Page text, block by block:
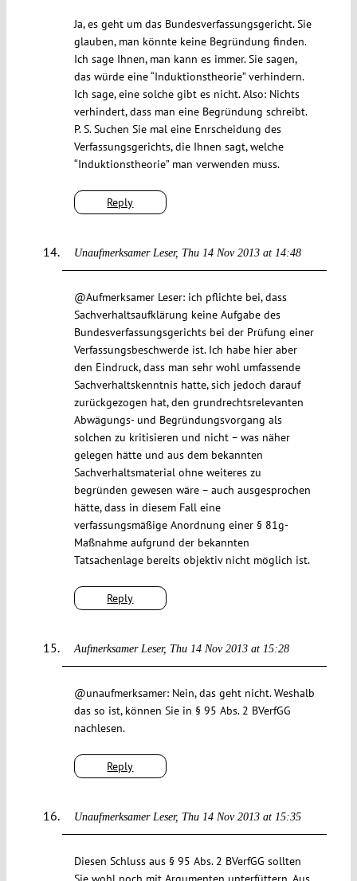
Reply
Ja, es geht um das Bundesverfassungsgericht. Sie
glauben, man könnte keine Begründung finden.
Ich sage Ihnen, man kann es immer. Sie sagen,
das würde eine “Induktionstheorie” verhindern.
Ich sage, eine solche gibt es nicht. Also: Nichts
verhindert, dass man eine Begründung schreibt.
P. S. Suchen Sie mal eine Enrscheidung des
Verfassungsgerichts, die Ihnen sagt, welche
“Induktionstheorie” man verwenden muss.
Unaufmerksamer Leser Thu 14 Nov 2013 at 14:48
Reply
@Aufmerksamer Leser: ich pflichte bei, dass
Sachverhaltsaufklärung keine Aufgabe des
Bundesverfassungsgerichts bei der Prüfung einer
Verfassungsbeschwerde ist. Ich habe hier aber
den Eindruck, dass man sehr wohl umfassende
Sachverhaltskenntnis hatte, sich jedoch darauf
zurückgezogen hat, den grundrechtsrelevanten
Abwägungs- und Begründungsvorgang als
solchen zu kritisieren und nicht – was näher
gelegen hätte und aus dem bekannten
Sachverhaltsmaterial ohne weiteres zu
begründen gewesen wäre – auch ausgesprochen
hätte, dass in diesem Fall eine
verfassungsmäßige Anordnung einer § 81g-
Maßnahme aufgrund der bekannten
Tatsachenlage bereits objektiv nicht möglich ist.
Aufmerksamer Leser Thu 14 Nov 2013 at 15:28
Reply
@unaufmerksamer: Nein, das geht nicht. Weshalb
das so ist, können Sie in § 95 Abs. 2 BVerfGG
nachlesen.
Unaufmerksamer Leser Thu 14 Nov 2013 at 15:35
Diesen Schluss aus § 95 Abs. 2 BVerfGG sollten